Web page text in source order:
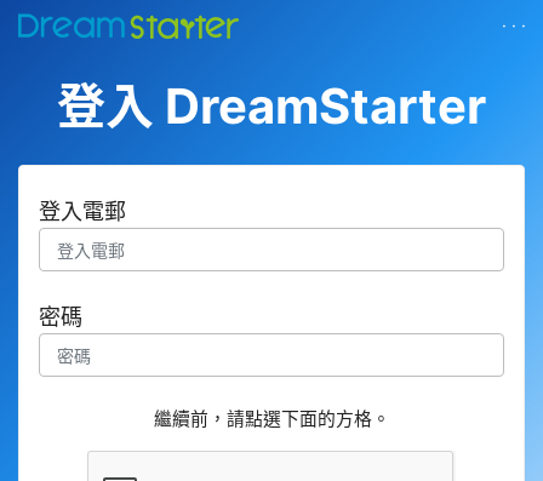
· · ·
登入 DreamStarter
登入電郵
密碼
繼續前，請點選下面的方格。